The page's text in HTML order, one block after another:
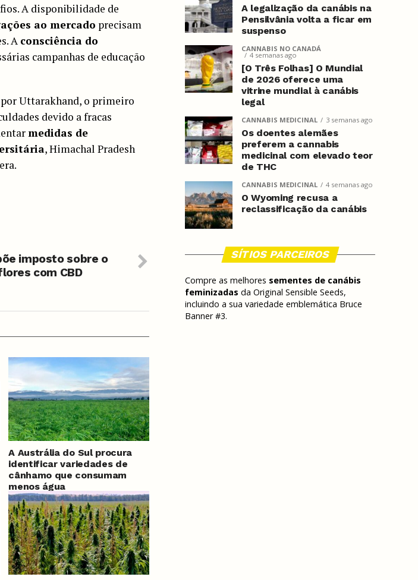
A disponibilidade de
ao mercado precisam
A consciência do
campanhas de educação
Uttarakhand, o primeiro
devido a fracas
medidas de
, Himachal Pradesh
imposto sobre o
com CBD
A Austrália do Sul procura
identificar variedades de
cânhamo que consumam
menos água
A legalização da canábis na
Pensilvânia volta a ficar em
suspenso
CANNABIS NO CANADÁ
4 semanas ago
[O Três Folhas] O Mundial
de 2026 oferece uma
vitrine mundial à canábis
legal
CANNABIS MEDICINAL 3 semanas ago
Os doentes alemães
preferem a cannabis
medicinal com elevado teor
de THC
CANNABIS MEDICINAL 4 semanas ago
O Wyoming recusa a
reclassificação da canábis
SÍTIOS PARCEIROS
Compre as melhores sementes de canábis
feminizadas da Original Sensible Seeds,
incluindo a sua variedade emblemática Bruce
Banner #3.